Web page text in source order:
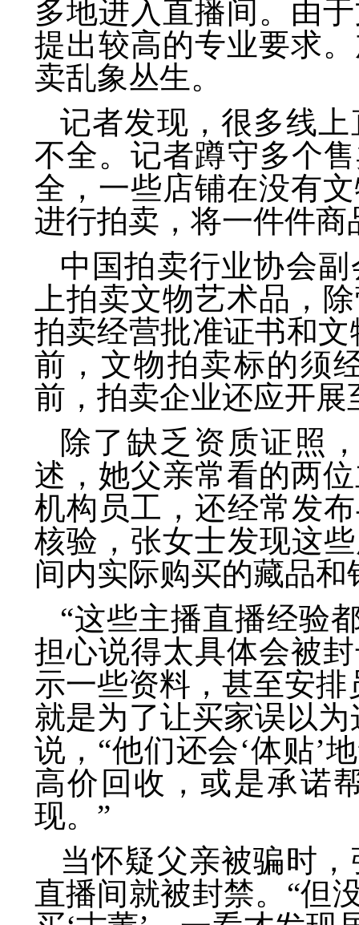
多地进入直播间。由
提出较高的专业要求
卖乱象丛生。
记者发现，很多线
不全。记者蹲守多个
全，一些店铺在没有
进行拍卖，将一件件商
中国拍卖行业协会
上拍卖文物艺术品，
拍卖经营批准证书和
前，文物拍卖标的须
前，拍卖企业还应开展
除了缺乏资质证照
述，她父亲常看的两
机构员工，还经常发
核验，张女士发现这
间内实际购买的藏品
“这些主播直播经验
担心说得太具体会被
示一些资料，甚至安排
就是为了让买家误以
说，“他们还会‘体贴’
高价回收，或是承诺
现。”
当怀疑父亲被骗时
直播间就被封禁。“但